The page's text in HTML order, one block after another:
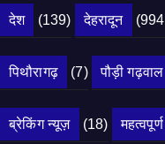
देश (139) देहरादून
पिथौरागढ़ (7) पौड़ी गढ़वाल
ब्रेकिंग न्यूज़ (18)